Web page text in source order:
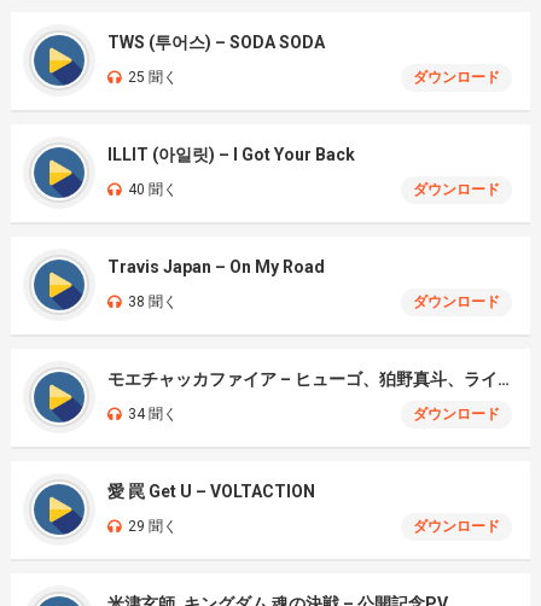
TWS (투어스) – SODA SODA
25 聞く ダウンロード
ILLIT (아일릿) – I Got Your Back
40 聞く ダウンロード
Travis Japan – On My Road
38 聞く ダウンロード
モエチャッカファイア – ヒューゴ、狛野真斗、ライト、セヴェリアン (Cover )
34 聞く ダウンロード
愛 罠 Get U – VOLTACTION
29 聞く ダウンロード